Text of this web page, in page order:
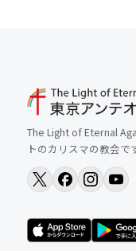
The Light of Eternal
トのカリスマの教会で